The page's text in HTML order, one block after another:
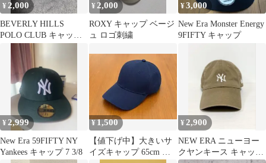
¥2,000
BEVERLY HILLS
POLO CLUB キャップ
ブラック
¥2,000
ROXY キャップ ベージ
ュ ロゴ刺繍
¥3,000
New Era Monster Energy
9FIFTY キャップ
¥ 2,999
New Era 59FIFTY NY
Yankees キャップ 7 3/8
¥1,500
【値下げ中】大きいサ
イズキャップ 65cm 無
¥ 2,900
NEW ERA ニューヨー
クヤンキース キャップ